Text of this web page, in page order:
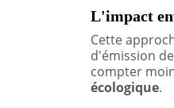
L'impact
Cette
d'émission
compter
écologique.